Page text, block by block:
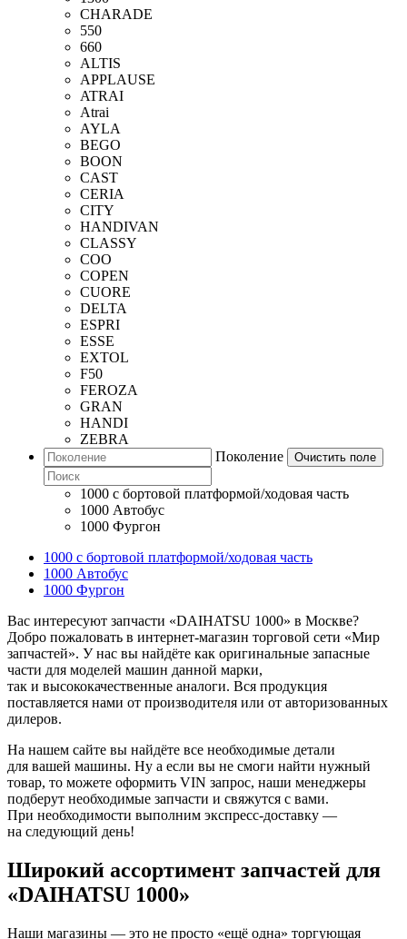
CHARADE
550
660
ALTIS
APPLAUSE
ATRAI
Atrai
AYLA
BEGO
BOON
CAST
CERIA
CITY
HANDIVAN
CLASSY
COO
COPEN
CUORE
DELTA
ESPRI
ESSE
EXTOL
F50
FEROZA
GRAN
HANDI
ZEBRA
Поколение
Очистить поле
1000 c бортовой платформой/ходовая часть
1000 Автобус
1000 Фургон
1000 c бортовой платформой/ходовая часть
1000 Автобус
1000 Фургон
Вас интересуют запчасти «DAIHATSU 1000» в Москве?
Добро пожаловать в интернет-магазин торговой сети «Мир
запчастей». У нас вы найдёте как оригинальные запасные
части для моделей машин данной марки,
так и высококачественные аналоги. Вся продукция
поставляется нами от производителя или от авторизованных
дилеров.
На нашем сайте вы найдёте все необходимые детали
для вашей машины. Ну а если вы не смоги найти нужный
товар, то можете оформить VIN запрос, наши менеджеры
подберут необходимые запчасти и свяжутся с вами.
При необходимости выполним экспресс-доставку —
на следующий день!
Широкий ассортимент запчастей для
«DAIHATSU 1000»
Наши магазины — это не просто «ещё одна» торгующая